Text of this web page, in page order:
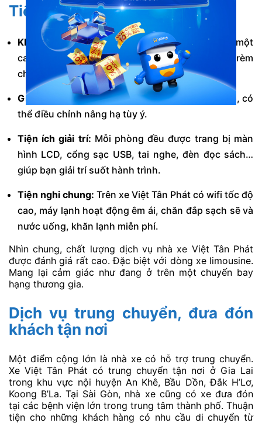
Tiện nghi và chất lượng xe
Không gian riêng tư:Mỗi hành khách sẽ có một
cabin riêng biệt như một căn phòng di động, có rèm
che kín đáo.
Giường nằm êm ái:Giường được bọc da cao cấp, có
thể điều chỉnh nâng hạ tùy ý.
Tiện ích giải trí: Mỗi phòng đều được trang bị màn
hình LCD, cổng sạc USB, tai nghe, đèn đọc sách…
giúp bạn giải trí suốt hành trình.
Tiện nghi chung: Trên xe Việt Tân Phát có wifi tốc độ
cao, máy lạnh hoạt động êm ái, chăn đắp sạch sẽ và
nước uống, khăn lạnh miễn phí.
Nhìn chung, chất lượng dịch vụ nhà xe Việt Tân Phát
được đánh giá rất cao. Đặc biệt với dòng xe limousine.
Mang lại cảm giác như đang ở trên một chuyến bay
hạng thương gia.
Dịch vụ trung chuyển, đưa đón
khách tận nơi
Một điểm cộng lớn là nhà xe có hỗ trợ trung chuyển.
Xe Việt Tân Phát có trung chuyển tận nơi ở Gia Lai
trong khu vực nội huyện An Khê, Bầu Dồn, Đắk H’Lơ,
Koong B’La. Tại Sài Gòn, nhà xe cũng có xe đưa đón
tại các bệnh viện lớn trong trung tâm thành phố. Thuận
tiện cho những khách hàng có nhu cầu di chuyển từ